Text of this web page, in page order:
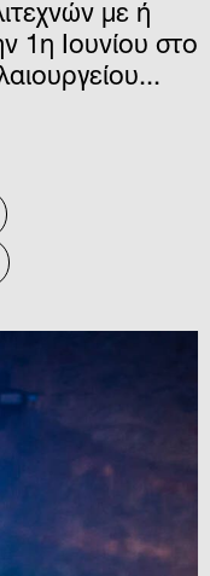
με ή
1η Ιουνίου στο